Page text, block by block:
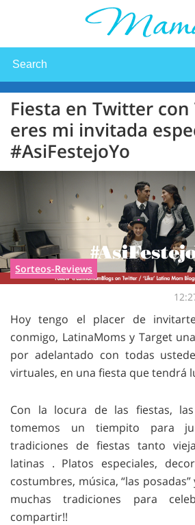
Fiesta en Twitter con
eres mi invitada
#AsiFestejoYo
Sorteos-Reviews
Hoy tengo el placer de
conmigo, LatinaMoms y Target
por adelantado con todas
virtuales, en una fiesta que tendrá
Con la locura de las fiestas,
tomemos un tiempito para
tradiciones de fiestas tanto
latinas . Platos especiales,
costumbres, música, “las
muchas tradiciones para
compartir!!